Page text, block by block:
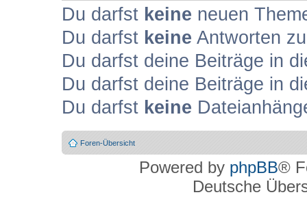
Du darfst keine neuen
Du darfst keine Antworten
Du darfst deine Beiträge in
Du darfst deine Beiträge in
Du darfst keine
Foren-Übersicht
Powered by phpBB®
Deutsche